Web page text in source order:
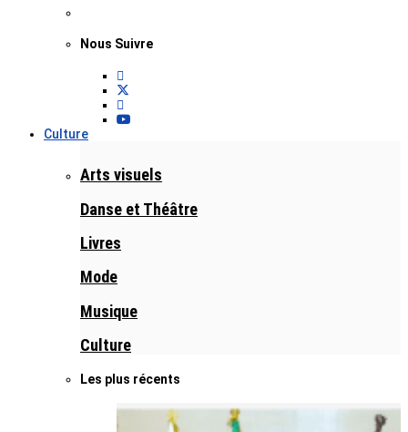
Nous Suivre
Culture
Arts visuels
Danse et Théâtre
Livres
Mode
Musique
Culture
Les plus récents